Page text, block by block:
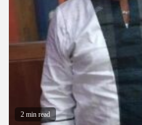
2 min read